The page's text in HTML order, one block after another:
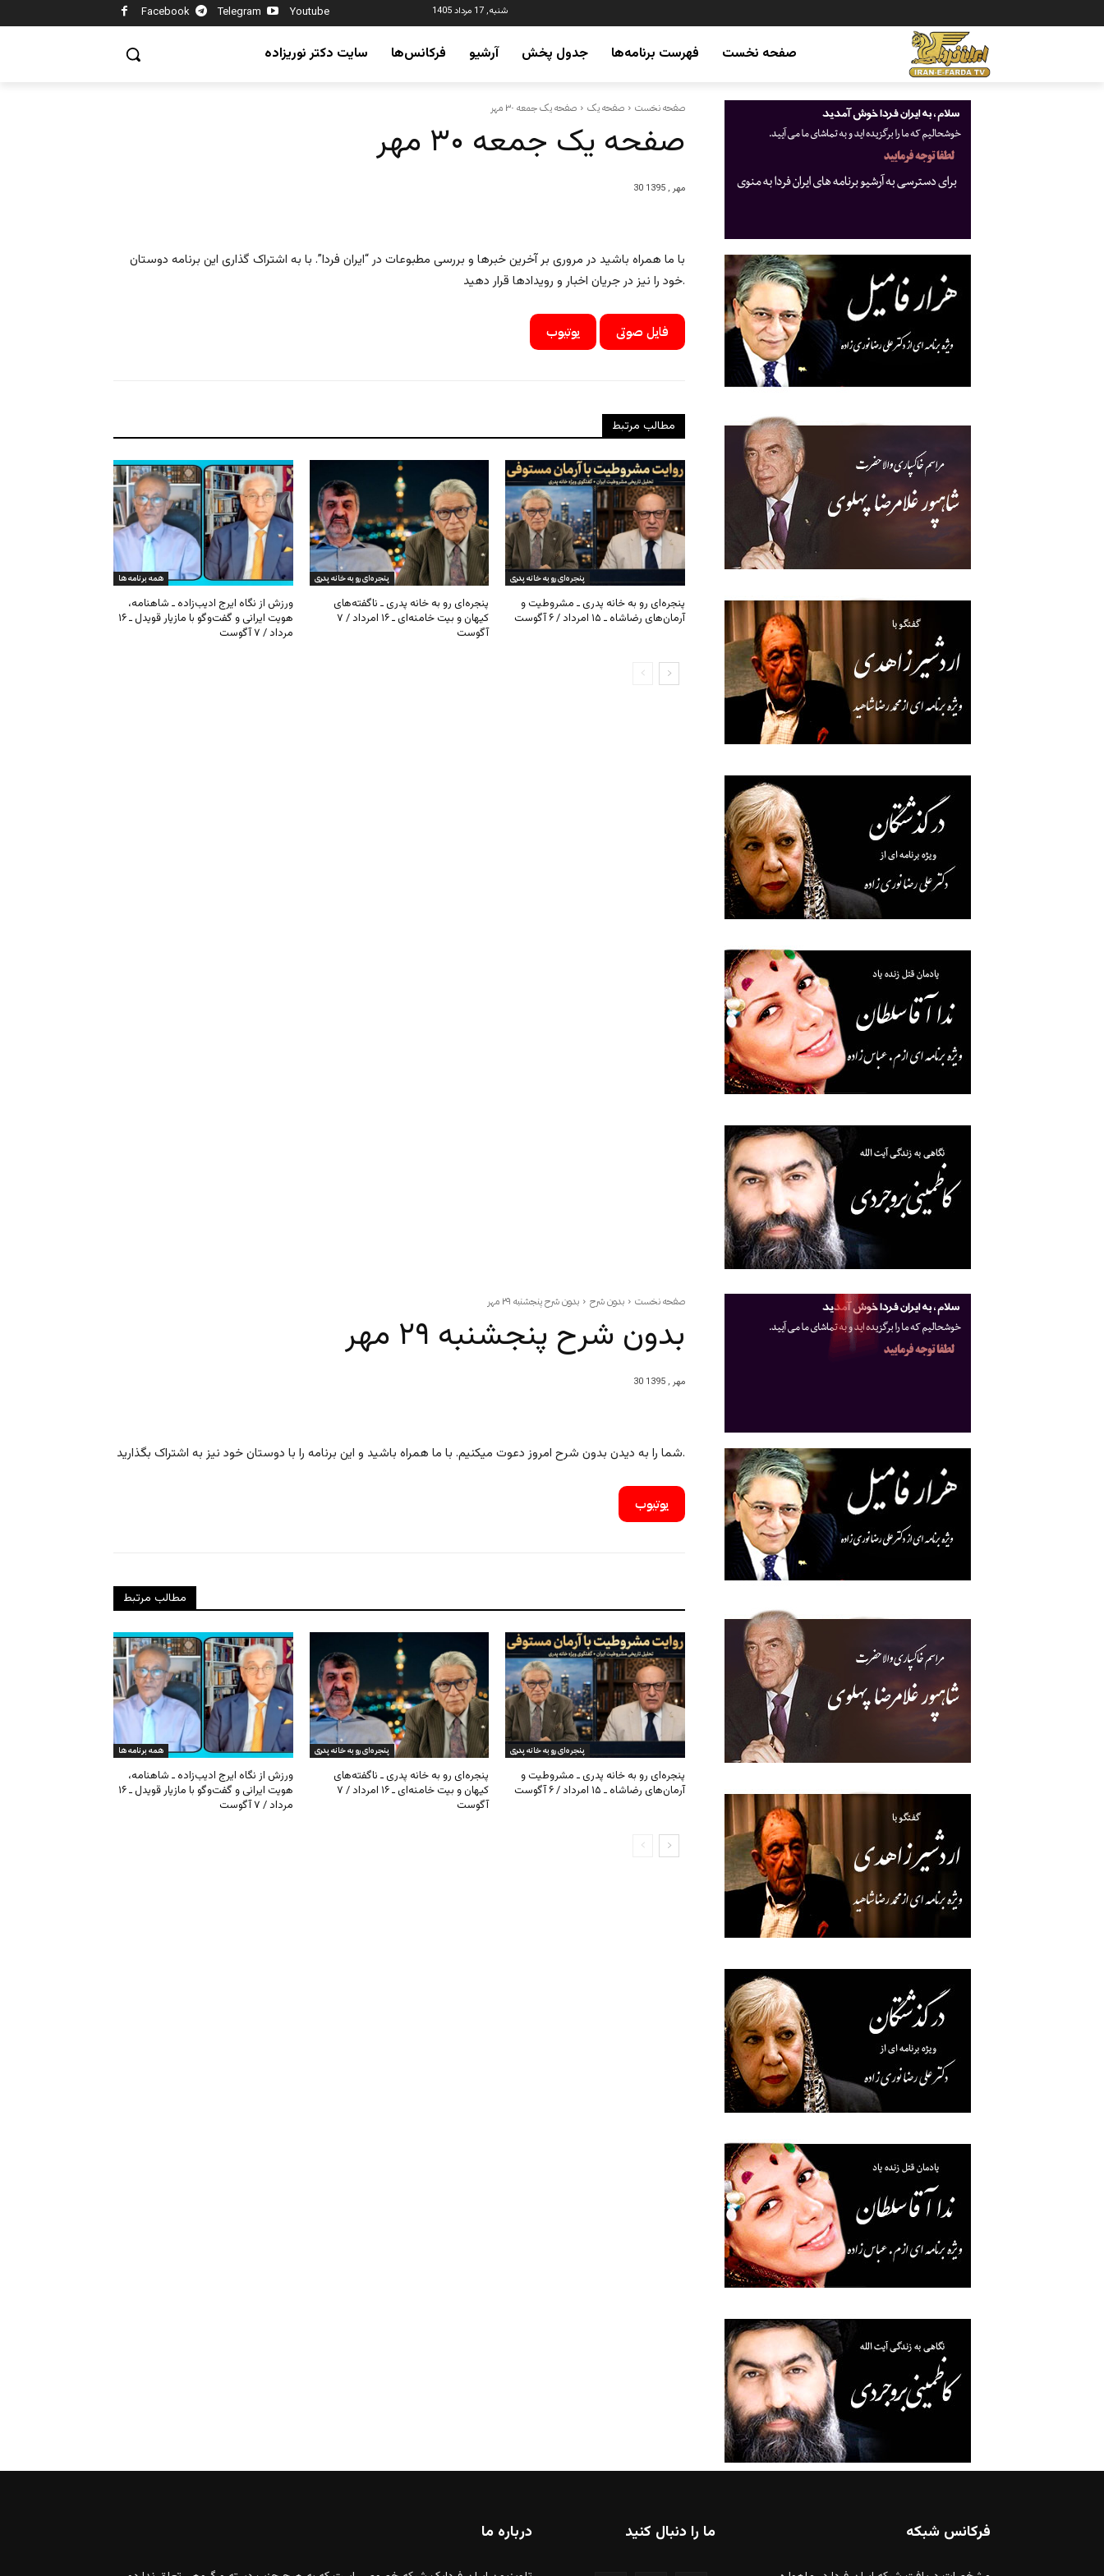
Facebook Telegram Youtube شنبه, 17 مرداد 1405
صفحه نخست فهرست برنامه‌ها جدول پخش آرشیو فرکانس‌ها سایت دکتر نوریزاده
صفحه نخست صفحه یک صفحه یک جمعه ۳۰ مهر
صفحه یک جمعه ۳۰ مهر
30 مهر , 1395
با ما همراه باشید در مروری بر آخرین خبرها و بررسی مطبوعات در “ایران فردا”. با به اشتراک گذاری این برنامه دوستان
خود را نیز در جریان اخبار و رویدادها قرار دهید.
یوتیوب فایل صوتی
مطالب مرتبط
همه برنامه ها
ورزش از نگاه ایرج ادیب‌زاده ـ شاهنامه،
هویت ایرانی و گفت‌وگو با مازیار قویدل ـ ۱۶
مرداد / ۷ آگوست
پنجره‌ای رو به خانه پدری
پنجره‌ای رو به خانه پدری ـ ناگفته‌های
کیهان و بیت خامنه‌ای ـ ۱۶ امرداد / ۷
آگوست
پنجره‌ای رو به خانه پدری
پنجره‌ای رو به خانه پدری ـ مشروطیت و
آرمان‌های رضاشاه ـ ۱۵ امرداد / ۶ آگوست
فرکانس شبکه ما را دنبال کنید درباره ما